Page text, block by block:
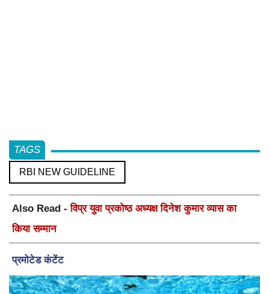
TAGS
RBI NEW GUIDELINE
Also Read -विप्र युवा प्रकोष्ठ अध्यक्ष दिनेश कुमार व्यास का
किया सम्मान